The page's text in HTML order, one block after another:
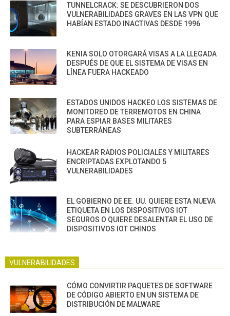
TUNNELCRACK: SE DESCUBRIERON DOS
VULNERABILIDADES GRAVES EN LAS VPN QUE
HABÍAN ESTADO INACTIVAS DESDE 1996
KENIA SOLO OTORGARÁ VISAS A LA LLEGADA
DESPUÉS DE QUE EL SISTEMA DE VISAS EN
LÍNEA FUERA HACKEADO
ESTADOS UNIDOS HACKEO LOS SISTEMAS DE
MONITOREO DE TERREMOTOS EN CHINA
PARA ESPIAR BASES MILITARES
SUBTERRÁNEAS
HACKEAR RADIOS POLICIALES Y MILITARES
ENCRIPTADAS EXPLOTANDO 5
VULNERABILIDADES
EL GOBIERNO DE EE. UU. QUIERE ESTA NUEVA
ETIQUETA EN LOS DISPOSITIVOS IOT
SEGUROS O QUIERE DESALENTAR EL USO DE
DISPOSITIVOS IOT CHINOS
VULNERABILIDADES
CÓMO CONVIRTIR PAQUETES DE SOFTWARE
DE CÓDIGO ABIERTO EN UN SISTEMA DE
DISTRIBUCIÓN DE MALWARE